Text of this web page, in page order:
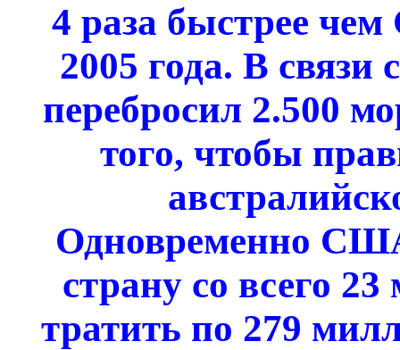
4 раза быстрее
2005 года. В связи
перебросил 2.500
того, чтобы
Одновременно
страну со всего
тратить по 279